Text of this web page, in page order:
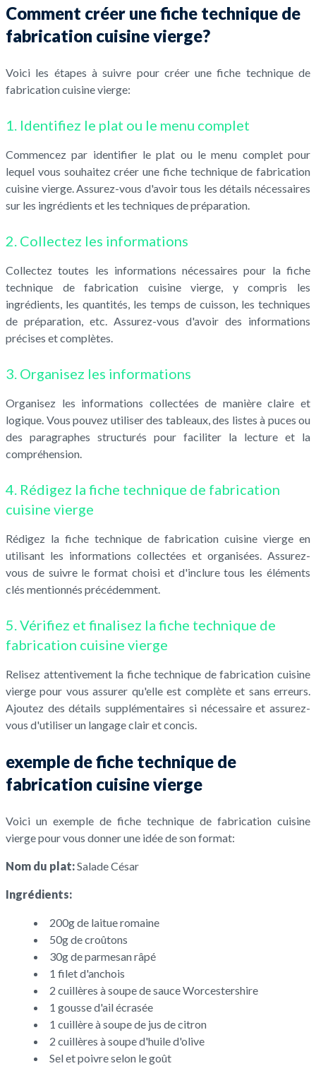
Comment créer une fiche technique de
fabrication cuisine vierge?
Voici les étapes à suivre pour créer une fiche technique de
fabrication cuisine vierge:
1. Identifiez le plat ou le menu complet
Commencez par identifier le plat ou le menu complet pour
lequel vous souhaitez créer une fiche technique de fabrication
cuisine vierge. Assurez-vous d'avoir tous les détails nécessaires
sur les ingrédients et les techniques de préparation.
2. Collectez les informations
Collectez toutes les informations nécessaires pour la fiche
technique de fabrication cuisine vierge, y compris les
ingrédients, les quantités, les temps de cuisson, les techniques
de préparation, etc. Assurez-vous d'avoir des informations
précises et complètes.
3. Organisez les informations
Organisez les informations collectées de manière claire et
logique. Vous pouvez utiliser des tableaux, des listes à puces ou
des paragraphes structurés pour faciliter la lecture et la
compréhension.
4. Rédigez la fiche technique de fabrication
cuisine vierge
Rédigez la fiche technique de fabrication cuisine vierge en
utilisant les informations collectées et organisées. Assurez-
vous de suivre le format choisi et d'inclure tous les éléments
clés mentionnés précédemment.
5. Vérifiez et finalisez la fiche technique de
fabrication cuisine vierge
Relisez attentivement la fiche technique de fabrication cuisine
vierge pour vous assurer qu'elle est complète et sans erreurs.
Ajoutez des détails supplémentaires si nécessaire et assurez-
vous d'utiliser un langage clair et concis.
exemple de fiche technique de
fabrication cuisine vierge
Voici un exemple de fiche technique de fabrication cuisine
vierge pour vous donner une idée de son format:
Nom du plat:Salade César
Ingrédients:
200g de laitue romaine
50g de croûtons
30g de parmesan râpé
1 filet d'anchois
2 cuillères à soupe de sauce Worcestershire
1 gousse d'ail écrasée
1 cuillère à soupe de jus de citron
2 cuillères à soupe d'huile d'olive
Sel et poivre selon le goût